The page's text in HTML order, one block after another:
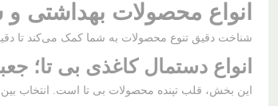
انواع محصولات بهداشتی و
شناخت دقیق تنوع محصولات به شما کمک می‌کند تا
انواع دستمال کاغذی بی تا؛
این بخش، قلب تپنده محصولات بی تا است. انتخاب بین مدل‌های